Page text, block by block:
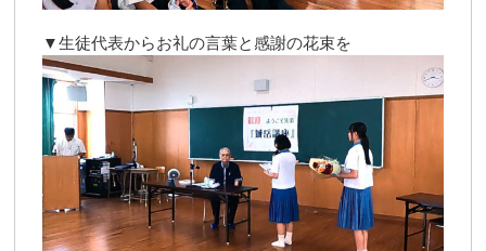
▼生徒代表からお礼の言葉と感謝の花束を